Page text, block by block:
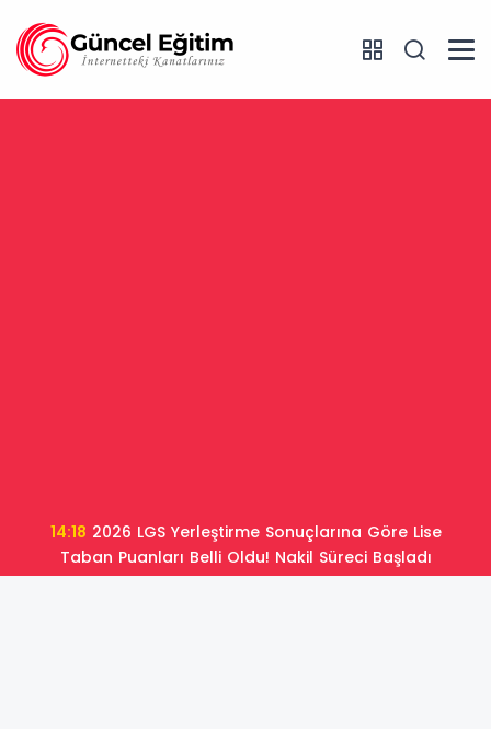
14:18
Taban Puanları Belli Oldu! Nakil Süreci Başladı